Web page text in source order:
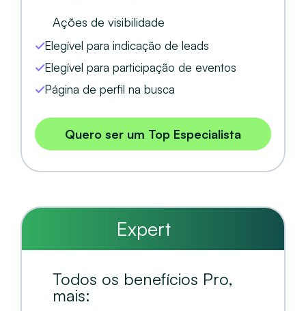
Ações de visibilidade
Elegível para indicação de leads
Elegível para participação de eventos
Página de perfil na busca
Quero ser um Top Especialista
Expert
Todos os benefícios Pro,
mais: